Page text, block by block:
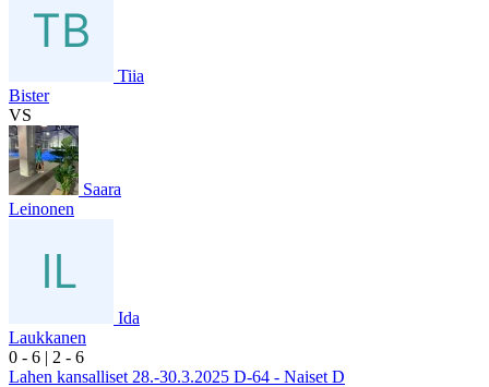
Tiia
Bister
VS
Saara
Leinonen
Ida
Laukkanen
0 - 6 | 2 - 6
Lahen kansalliset 28.-30.3.2025 D-64 - Naiset D